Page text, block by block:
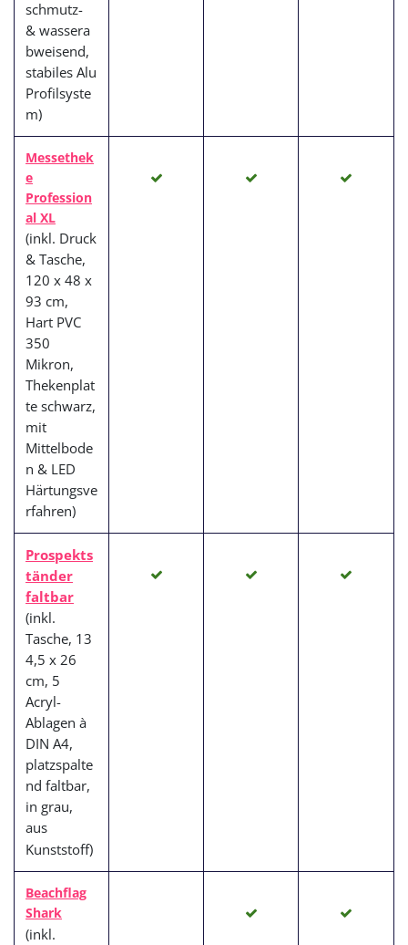
schmutz-
& wassera
bweisend,
stabiles Alu
Profilsyste
m)
Messethek
e
Profession
al XL
(inkl. Druck
& Tasche,
120 x 48 x
93 cm,
Hart PVC
350
Mikron,
Thekenplat
te schwarz,
mit
Mittelbode
n & LED
Härtungsve
rfahren)
Prospekts
tänder
faltbar
(inkl.
Tasche, 13
4,5 x 26
cm, 5
Acryl-
Ablagen à
DIN A4,
platzspalte
nd faltbar,
in grau,
aus
Kunststoff)
Beachflag
Shark
(inkl.